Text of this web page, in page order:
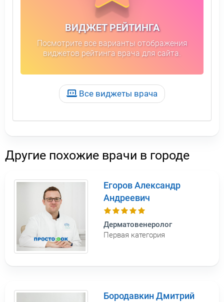
ВИДЖЕТ РЕЙТИНГА
Посмотрите все варианты отображения
виджетов рейтинга врача для сайта.
Все виджеты врача
Другие похожие врачи в городе
Егоров Александр
Андреевич
Дерматовенеролог
Первая категория
Бородавкин Дмитрий